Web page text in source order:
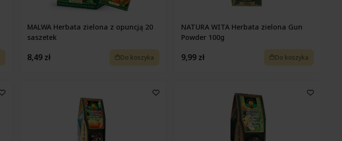
MALWA Herbata zielona z opuncją 20
saszetek
8,49 zł Do koszyka
NATURA WITA Herbata zielona Gun
Powder 100g
9,99 zł Do koszyka